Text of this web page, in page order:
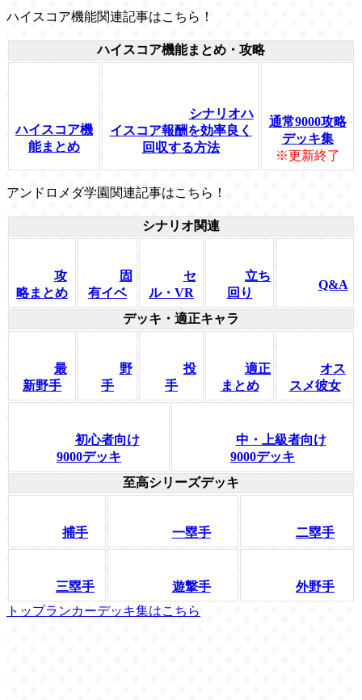
ハイスコア機能関連記事はこちら！
ハイスコア機能まとめ・攻略
ハイスコア機
能まとめ
シナリオハ
イスコア報酬を効率良く
回収する方法
通常9000攻略
デッキ集
※更新終了
アンドロメダ学園関連記事はこちら！
シナリオ関連
攻
略まとめ
固
有イベ
セ
ル・VR
立ち
回り
Q&A
デッキ・適正キャラ
最
新野手
野
手
投
手
適正
まとめ
オス
スメ彼女
初心者向け
9000デッキ
中・上級者向け
9000デッキ
至高シリーズデッキ
捕手 一塁手 二塁手
三塁手 遊撃手
外野手
トップランカーデッキ集はこちら